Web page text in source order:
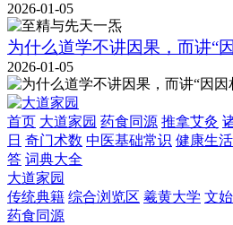
2026-01-05
为什么道学不讲因果，而讲“
2026-01-05
首页 大道家园 药食同源 推拿艾灸
日 奇门术数 中医基础常识 健康生活
答 词典大全
大道家园
传统典籍 综合浏览区 羲黄大学 文
药食同源